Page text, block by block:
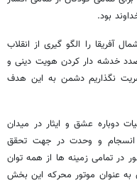
بود.
آفریقا را الگو گیری از انقلاب
خدشه دار کردن هویت دینی و
نگذاریم دشمن به این هدف
دوباره عشق و ایثار در میدان
انسجام و وحدت در جهت تحقق
در تمامی زمینه ها از همه توان
به عنوان موتور محرکه این بخش